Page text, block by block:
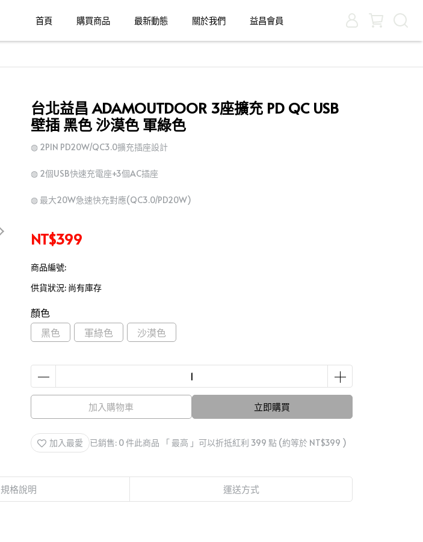
首頁 購買商品 最新動態 關於我們 益昌會員
台北益昌 ADAMOUTDOOR 3座擴充 PD QC USB
壁插 黑色 沙漠色 軍綠色
◍ 2PIN PD20W/QC3.0擴充插座設計
◍ 2個USB快速充電座+3個AC插座
◍ 最大20W急速快充對應(QC3.0/PD20W)
NT$399
商品編號:
供貨狀況: 尚有庫存
顏色
黑色
軍綠色 沙漠色
加入購物車 立即購買
加入最愛 已銷售: 0 件此商品 「 最高 」可以折抵紅利 399 點 (約等於 NT$399 )
規格說明 運送方式